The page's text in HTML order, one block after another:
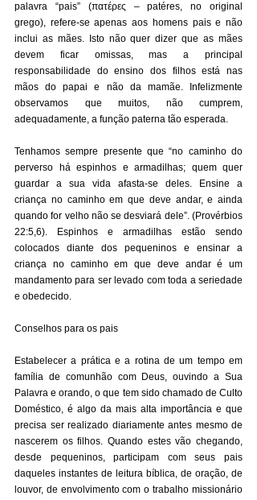
palavra “pais” (πατέρες – patéres, no original
grego), refere-se apenas aos homens pais e não
inclui as mães. Isto não quer dizer que as mães
devem ficar omissas, mas a principal
responsabilidade do ensino dos filhos está nas
mãos do papai e não da mamãe. Infelizmente
observamos que muitos, não cumprem,
adequadamente, a função paterna tão esperada.
Tenhamos sempre presente que “no caminho do
perverso há espinhos e armadilhas; quem quer
guardar a sua vida afasta-se deles. Ensine a
criança no caminho em que deve andar, e ainda
quando for velho não se desviará dele”. (Provérbios
22:5,6). Espinhos e armadilhas estão sendo
colocados diante dos pequeninos e ensinar a
criança no caminho em que deve andar é um
mandamento para ser levado com toda a seriedade
e obedecido.
Conselhos para os pais
Estabelecer a prática e a rotina de um tempo em
família de comunhão com Deus, ouvindo a Sua
Palavra e orando, o que tem sido chamado de Culto
Doméstico, é algo da mais alta importância e que
precisa ser realizado diariamente antes mesmo de
nascerem os filhos. Quando estes vão chegando,
desde pequeninos, participam com seus pais
daqueles instantes de leitura bíblica, de oração, de
louvor, de envolvimento com o trabalho missionário